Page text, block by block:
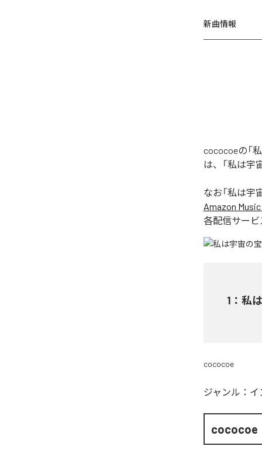
新曲情報
cococoeの「
は、「私は宇
なお「私は宇
Amazon
各配信サービ
1 ： 私
cococoe
ジャンル： イ
cococoe